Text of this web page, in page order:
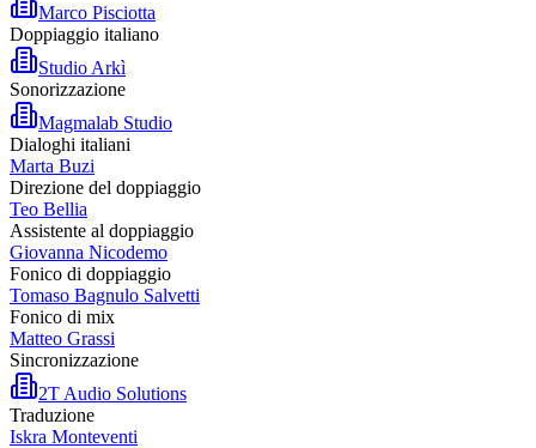
Marco Pisciotta
Doppiaggio italiano
Studio Arkì
Sonorizzazione
Magmalab Studio
Dialoghi italiani
Marta Buzi
Direzione del doppiaggio
Teo Bellia
Assistente al doppiaggio
Giovanna Nicodemo
Fonico di doppiaggio
Tomaso Bagnulo Salvetti
Fonico di mix
Matteo Grassi
Sincronizzazione
2T Audio Solutions
Traduzione
Iskra Monteventi